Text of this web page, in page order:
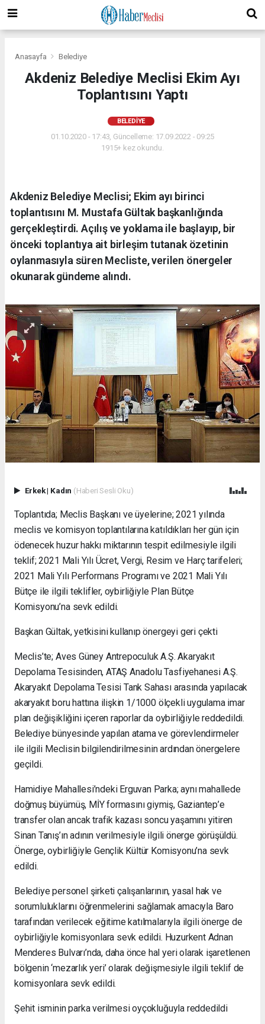
Anasayfa Belediye
Akdeniz Belediye Meclisi Ekim Ayı
Toplantısını Yaptı
BELEDIYE
01.10.2020 - 17:43, Güncelleme: 17.09.2022 - 09:25
1915+ kez okundu.
Akdeniz Belediye Meclisi; Ekim ayı birinci
toplantısını M. Mustafa Gültak başkanlığında
gerçekleştirdi. Açılış ve yoklama ile başlayıp, bir
önceki toplantıya ait birleşim tutanak özetinin
oylanmasıyla süren Mecliste, verilen önergeler
okunarak gündeme alındı.
Erkek| Kadın (Haberi Sesli Oku)
Toplantıda; Meclis Başkanı ve üyelerine; 2021 yılında
meclis ve komisyon toplantılarına katıldıkları her gün için
ödenecek huzur hakkı miktarının tespit edilmesiyle ilgili
teklif; 2021 Mali Yılı Ücret, Vergi, Resim ve Harç tarifeleri;
2021 Mali Yılı Performans Programı ve 2021 Mali Yılı
Bütçe ile ilgili teklifler, oybirliğiyle Plan Bütçe
Komisyonu’na sevk edildi.
Başkan Gültak, yetkisini kullanıp önergeyi geri çekti
Meclis’te; Aves Güney Antrepoculuk A.Ş. Akaryakıt
Depolama Tesisinden, ATAŞ Anadolu Tasfiyehanesi A.Ş.
Akaryakıt Depolama Tesisi Tank Sahası arasında yapılacak
akaryakıt boru hattına ilişkin 1/1000 ölçekli uygulama imar
plan değişikliğini içeren raporlar da oybirliğiyle reddedildi.
Belediye bünyesinde yapılan atama ve görevlendirmeler
ile ilgili Meclisin bilgilendirilmesinin ardından önergelere
geçildi.
Hamidiye Mahallesi’ndeki Erguvan Parka; aynı mahallede
doğmuş büyümüş, MİY formasını giymiş, Gaziantep’e
transfer olan ancak trafik kazası soncu yaşamını yitiren
Sinan Tanış’ın adının verilmesiyle ilgili önerge görüşüldü.
Önerge, oybirliğiyle Gençlik Kültür Komisyonu’na sevk
edildi.
Belediye personel şirketi çalışanlarının, yasal hak ve
sorumluluklarını öğrenmelerini sağlamak amacıyla Baro
tarafından verilecek eğitime katılmalarıyla ilgili önerge de
oybirliğiyle komisyonlara sevk edildi. Huzurkent Adnan
Menderes Bulvarı’nda, daha önce hal yeri olarak işaretlenen
bölgenin ‘mezarlık yeri’ olarak değişmesiyle ilgili teklif de
komisyonlara sevk edildi.
Şehit isminin parka verilmesi oyçokluğuyla reddedildi